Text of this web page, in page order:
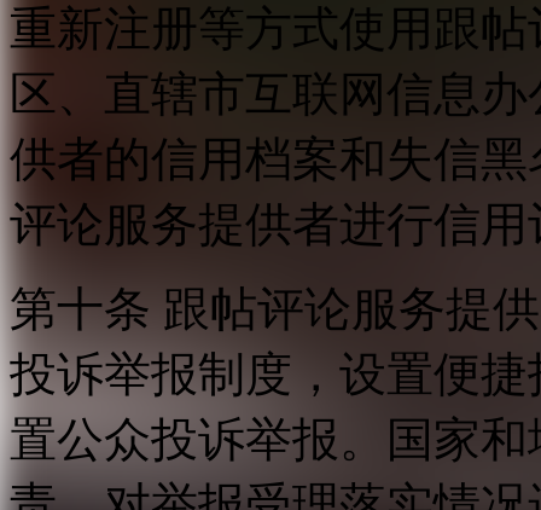
重新注册等方式使用跟
区、直辖市互联网信息
供者的信用档案和失信
评论服务提供者进行信用
第十条 跟帖评论服务提
投诉举报制度，设置便
置公众投诉举报。国家